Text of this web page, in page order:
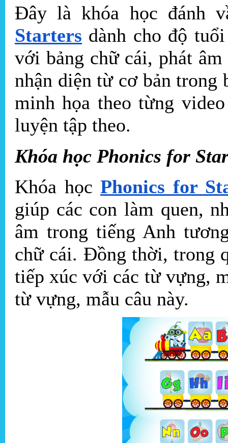
Đây là khóa học đánh
Starters dành cho độ
với bảng chữ cái, phát
nhận diện từ cơ bản trong
minh họa theo từng
luyện tập theo.
Khóa học Phonics for
Khóa họcPhonics for
giúp các con làm quen,
âm trong tiếng Anh
chữ cái. Đồng thời, trong
tiếp xúc với các từ vựng,
từ vựng, mẫu câu này.